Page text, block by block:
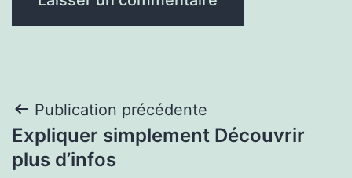
Navigation
de
Publication précédente
Expliquer simplement Découvrir
plus d’infos